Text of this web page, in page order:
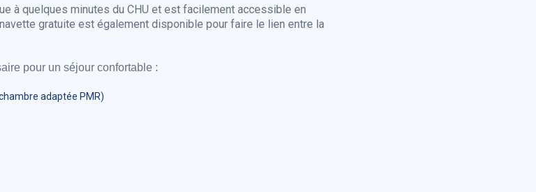
à quelques minutes du CHU et est facilement accessible en
gratuite est également disponible pour faire le lien entre la
pour un séjour confortable :
adaptée PMR)